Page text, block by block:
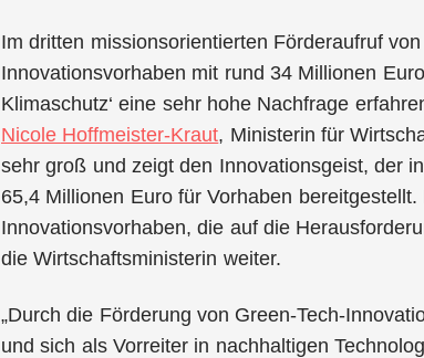
Im dritten missionsorientierten Förderaufruf
Innovationsvorhaben mit rund 34 Millionen
Klimaschutz‘ eine sehr hohe Nachfrage
Nicole Hoffmeister-Kraut, Ministerin für
sehr groß und zeigt den Innovationsgeist, der
65,4 Millionen Euro für Vorhaben
Innovationsvorhaben, die auf die
die Wirtschaftsministerin weiter.
„Durch die Förderung von Green-Tech-
und sich als Vorreiter in nachhaltigen